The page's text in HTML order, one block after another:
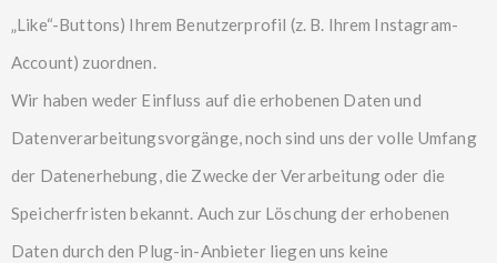
„Like“-Buttons) Ihrem Benutzerprofil (z. B. Ihrem Instagram-
Account) zuordnen.
Wir haben weder Einfluss auf die erhobenen Daten und
Datenverarbeitungsvorgänge, noch sind uns der volle Umfang
der Datenerhebung, die Zwecke der Verarbeitung oder die
Speicherfristen bekannt. Auch zur Löschung der erhobenen
Daten durch den Plug-in-Anbieter liegen uns keine